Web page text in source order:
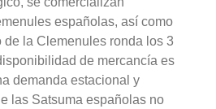
españolas, así como
de la Clemenules ronda los 3
de mercancía es
demanda estacional y
las Satsuma españolas no